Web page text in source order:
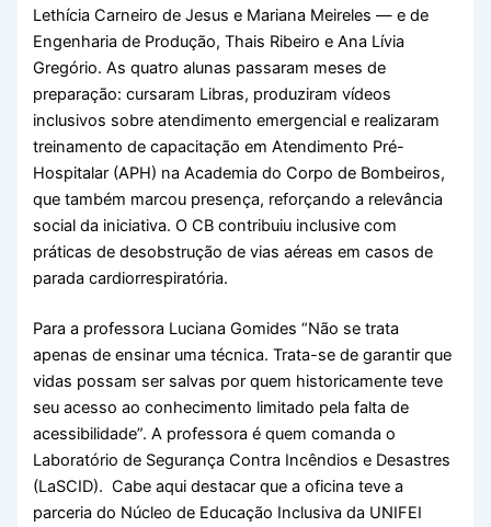
Lethícia Carneiro de Jesus e Mariana Meireles — e de
Engenharia de Produção, Thais Ribeiro e Ana Lívia
Gregório. As quatro alunas passaram meses de
preparação: cursaram Libras, produziram vídeos
inclusivos sobre atendimento emergencial e realizaram
treinamento de capacitação em Atendimento Pré-
Hospitalar (APH) na Academia do Corpo de Bombeiros,
que também marcou presença, reforçando a relevância
social da iniciativa. O CB contribuiu inclusive com
práticas de desobstrução de vias aéreas em casos de
parada cardiorrespiratória.
Para a professora Luciana Gomides “Não se trata
apenas de ensinar uma técnica. Trata-se de garantir que
vidas possam ser salvas por quem historicamente teve
seu acesso ao conhecimento limitado pela falta de
acessibilidade”. A professora é quem comanda o
Laboratório de Segurança Contra Incêndios e Desastres
(LaSCID). Cabe aqui destacar que a oficina teve a
parceria do Núcleo de Educação Inclusiva da UNIFEI